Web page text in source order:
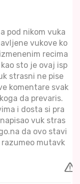
pod nikom vuka
vukove ko
recima
sto je ovaj isp
strasni ne pise
komentare svak
da prevaris.
i dosta si pra
vuk stras
da ovo stavi
mutavk